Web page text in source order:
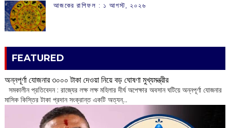
আজকের রাশিফল :‌ ‌‌১ আগস্ট, ২০২৬
FEATURED
অন্নপূর্ণা যোজনার ৩০০০ টাকা দেওয়া নিয়ে বড় ঘোষণা মুখ্যমন্ত্রীর
সমকালীন প্রতিবেদন : রাজ্যের লক্ষ লক্ষ মহিলার দীর্ঘ অপেক্ষার অবসান ঘটিয়ে অন্নপূর্ণা যোজনার
মাসিক কিস্তির টাকা প্রদান সংক্রান্ত একটি অত্যন্...